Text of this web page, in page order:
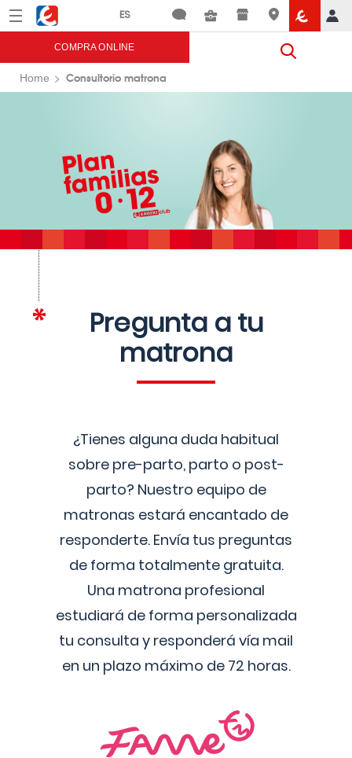
Menú Eroski
COMPRA ONLINE
Home Consultorio matrona
Pregunta a tu
matrona
¿Tienes alguna duda habitual
sobre pre-parto, parto o post-
parto? Nuestro equipo de
matronas estará encantado de
responderte. Envía tus preguntas
de forma totalmente gratuita.
Una matrona profesional
estudiará de forma personalizada
tu consulta y responderá vía mail
en un plazo máximo de 72 horas.